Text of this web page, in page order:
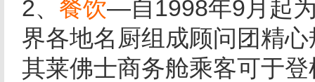
2、 餐饮—自1998年9月起
界各地名厨组成顾问团精
其莱佛士商务舱乘客可于